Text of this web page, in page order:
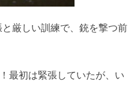
厳しい訓練で、銃を撃つ前
最初は緊張していたが、い